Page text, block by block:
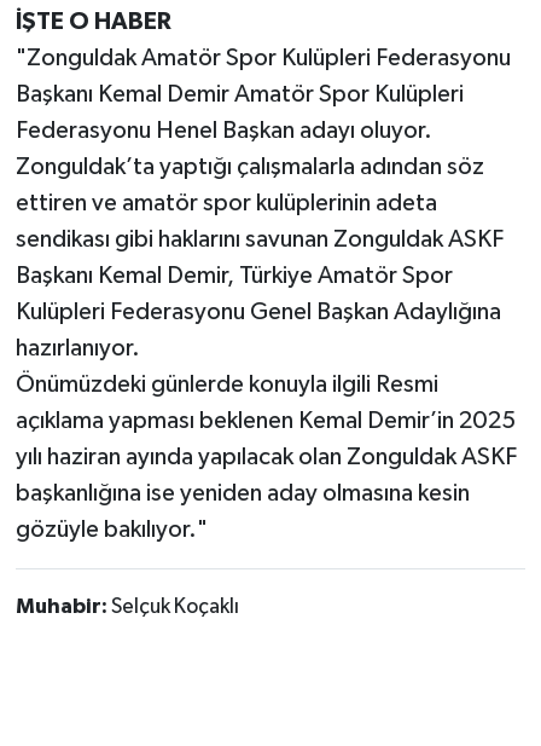
İŞTE O HABER
"Zonguldak Amatör Spor Kulüpleri Federasyonu
Başkanı Kemal Demir Amatör Spor Kulüpleri
Federasyonu Henel Başkan adayı oluyor.
Zonguldak’ta yaptığı çalışmalarla adından söz
ettiren ve amatör spor kulüplerinin adeta
sendikası gibi haklarını savunan Zonguldak ASKF
Başkanı Kemal Demir, Türkiye Amatör Spor
Kulüpleri Federasyonu Genel Başkan Adaylığına
hazırlanıyor.
Önümüzdeki günlerde konuyla ilgili Resmi
açıklama yapması beklenen Kemal Demir’in 2025
yılı haziran ayında yapılacak olan Zonguldak ASKF
başkanlığına ise yeniden aday olmasına kesin
gözüyle bakılıyor."
Muhabir: Selçuk Koçaklı
MAGAZİN
Politika
Röportaj
Sağlık
SİYASET
Spor
Ulusal
Yaşam